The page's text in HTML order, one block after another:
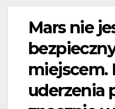
Mars nie
miejscem.
uderzenia